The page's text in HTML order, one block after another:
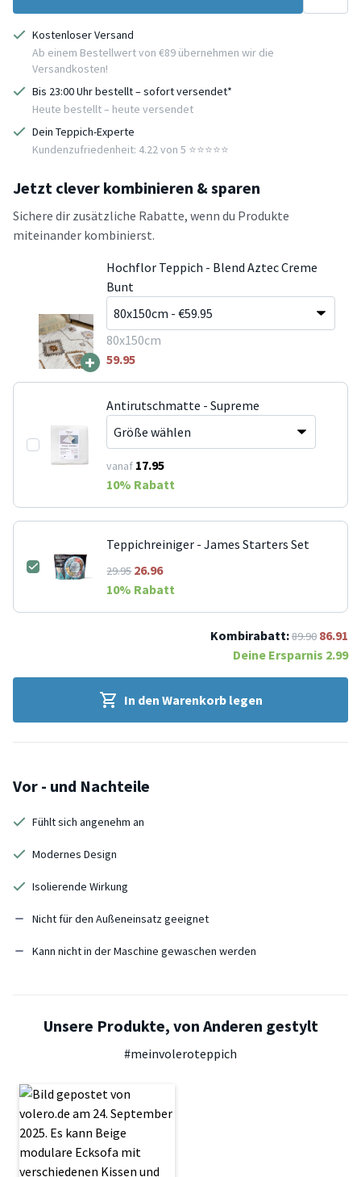
Kostenloser Versand
Ab einem Bestellwert von €89 übernehmen wir die
Versandkosten!
Bis 23:00 Uhr bestellt – sofort versendet*
Heute bestellt – heute versendet
Dein Teppich-Experte
Kundenzufriedenheit: 4.22 von 5 ⭐️⭐️⭐️⭐️⭐️
Jetzt clever kombinieren & sparen
Sichere dir zusätzliche Rabatte, wenn du Produkte
miteinander kombinierst.
+
Hochflor Teppich - Blend Aztec Creme
Bunt
80x150cm
59.95
Antirutschmatte - Supreme
vanaf 17.95
10% Rabatt
Teppichreiniger - James Starters Set
29.9526.96
10% Rabatt
Kombirabatt:89.90 86.91
Deine Ersparnis 2.99
In den Warenkorb legen
Vor - und Nachteile
Fühlt sich angenehm an
Modernes Design
Isolierende Wirkung
Nicht für den Außeneinsatz geeignet
Kann nicht in der Maschine gewaschen werden
Unsere Produkte, von Anderen gestylt
#meinvoleroteppich